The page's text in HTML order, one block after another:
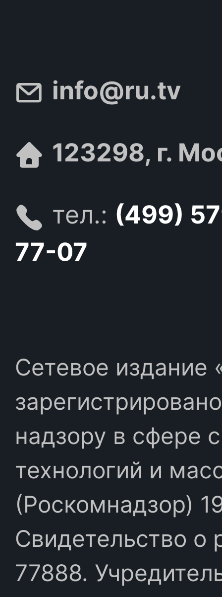
info@ru.tv
123298, г.
тел.: (499)
77-07
Сетевое издание
надзору в сфере
технологий и
(Роскомнадзор)
Свидетельство
77888.